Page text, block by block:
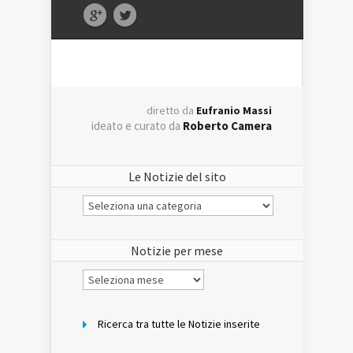
diretto da Eufranio Massi
ideato e curato da Roberto Camera
Le Notizie del sito
Le
Notizie
Notizie per mese
Notizie
per
Ricerca tra tutte le Notizie inserite